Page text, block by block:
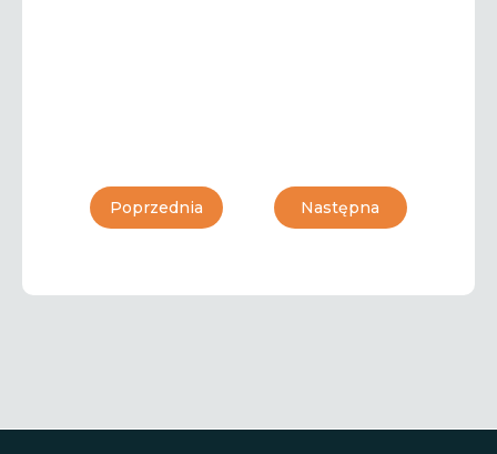
Poprzednia Następna